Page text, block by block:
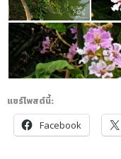
แชร์โพสต์นี้:
Facebook